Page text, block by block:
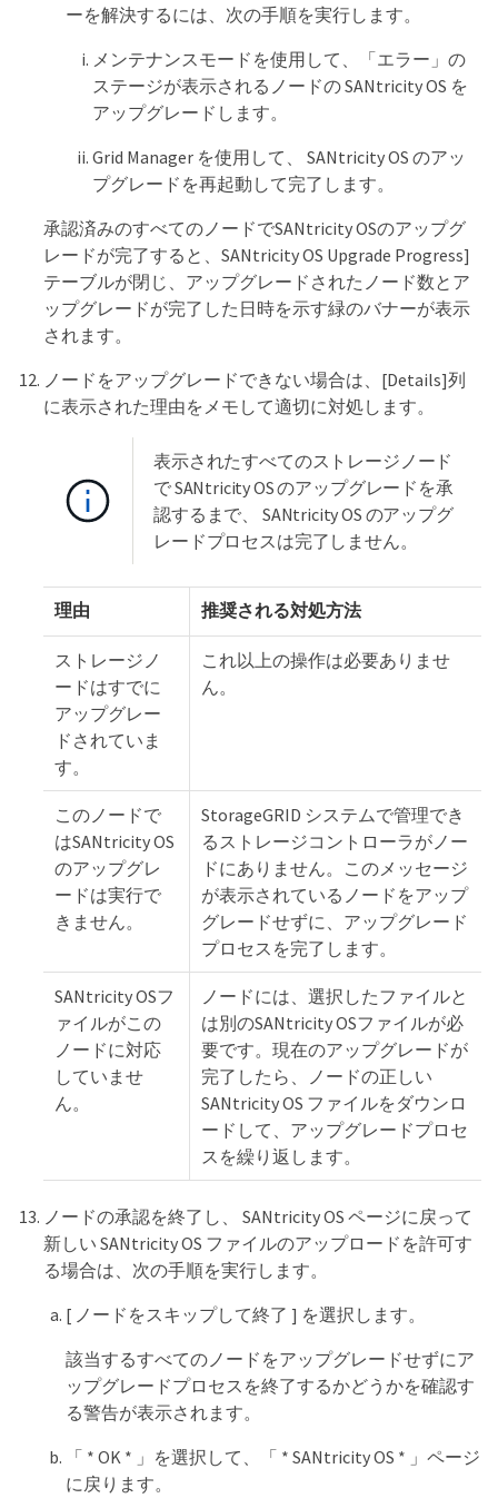
ーを解決するには、次の手順を実行します。
メンテナンスモードを使用して、「エラー」の
ステージが表示されるノードの SANtricity OS を
アップグレードします。
Grid Manager を使用して、 SANtricity OS のアッ
プグレードを再起動して完了します。
承認済みのすべてのノードでSANtricity OSのアップグ
レードが完了すると、SANtricity OS Upgrade Progress]
テーブルが閉じ、アップグレードされたノード数とア
ップグレードが完了した日時を示す緑のバナーが表示
されます。
ノードをアップグレードできない場合は、[Details]列
に表示された理由をメモして適切に対処します。
表示されたすべてのストレージノード
で SANtricity OS のアップグレードを承
認するまで、 SANtricity OS のアップグ
レードプロセスは完了しません。
理由 推奨される対処方法
ストレージノ
ードはすでに
アップグレー
ドされていま
す。
これ以上の操作は必要ありませ
ん。
このノードで
はSANtricity OS
のアップグレ
ードは実行で
きません。
StorageGRID システムで管理でき
るストレージコントローラがノー
ドにありません。このメッセージ
が表示されているノードをアップ
グレードせずに、アップグレード
プロセスを完了します。
SANtricity OSフ
ァイルがこの
ノードに対応
していませ
ん。
ノードには、選択したファイルと
は別のSANtricity OSファイルが必
要です。現在のアップグレードが
完了したら、ノードの正しい
SANtricity OS ファイルをダウンロ
ードして、アップグレードプロセ
スを繰り返します。
ノードの承認を終了し、 SANtricity OS ページに戻って
新しい SANtricity OS ファイルのアップロードを許可す
る場合は、次の手順を実行します。
[ ノードをスキップして終了 ] を選択します。
該当するすべてのノードをアップグレードせずにア
ップグレードプロセスを終了するかどうかを確認す
る警告が表示されます。
「 * OK * 」を選択して、「 * SANtricity OS * 」ページ
に戻ります。